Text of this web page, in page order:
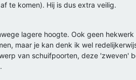
te komen). Hij is dus extra veilig.
lagere hoogte. Ook geen
maar je kan denk ik wel
van schuifpoorten, deze 'zweven'